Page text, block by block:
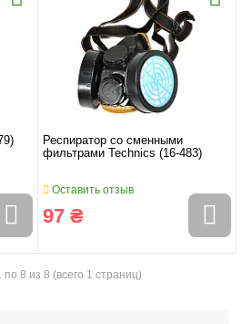
Респиратор со сменными
фильтрами Technics (16-483)
Оставить отзыв
97 ₴
по 8 из 8 (всего 1 страниц)